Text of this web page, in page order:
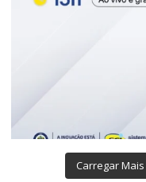
Carregar Mais